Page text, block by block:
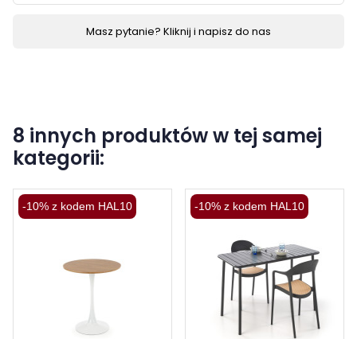
Masz pytanie? Kliknij i napisz do nas
8 innych produktów w tej samej
kategorii:
-10% z kodem HAL10 -10% z kodem HAL10